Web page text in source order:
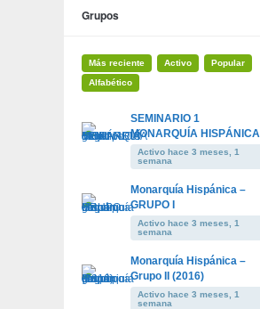
Grupos
Más reciente Activo
Popular
Alfabético
SEMINARIO 1
MONARQUÍA HISPÁNICA
Activo hace 3 meses, 1
semana
Monarquía Hispánica –
GRUPO I
Activo hace 3 meses, 1
semana
Monarquía Hispánica –
Grupo II (2016)
Activo hace 3 meses, 1
semana